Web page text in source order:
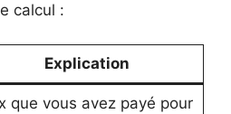
calcul :
Explication
que vous avez payé pour